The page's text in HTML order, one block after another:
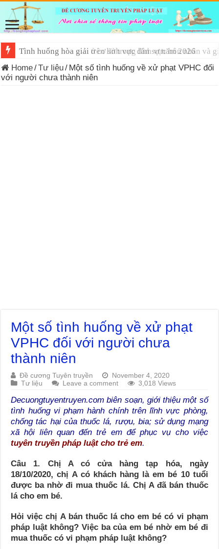
Tình huống hòa giải trên lĩnh vực dân sự năm 2026
Home/Tư liệu/ Một số tình huống về xử phạt VPHC đối
với người chưa thành niên
Một số tình huống về xử phạt
VPHC đối với người chưa
thành niên
Đề cương Tuyên truyền
November 4, 2020
Tư liệu
Leave a comment 3,018 Views
Decuongtuyentruyen.com biên soạn, giới thiệu một số
tình huống vi phạm hành chính trên lĩnh vực phòng,
chống tác hại của thuốc lá, rượu, bia; sử dụng mạng
xã hội liên quan đến trẻ em để phục vụ cho việc
tuyên truyền pháp luật cho trẻ em.
Câu 1. Chị A có cửa hàng tạp hóa, ngày
18/10/2020, chị A có khách hàng là em bé 10 tuổi
được ba nhờ đi mua thuốc lá. Chị A đã bán thuốc
lá cho em bé.
Hỏi việc chị A bán thuốc lá cho em bé có vi phạm
pháp luật không? Việc ba của em bé nhờ em bé đi
mua thuốc có vi phạm pháp luật không?